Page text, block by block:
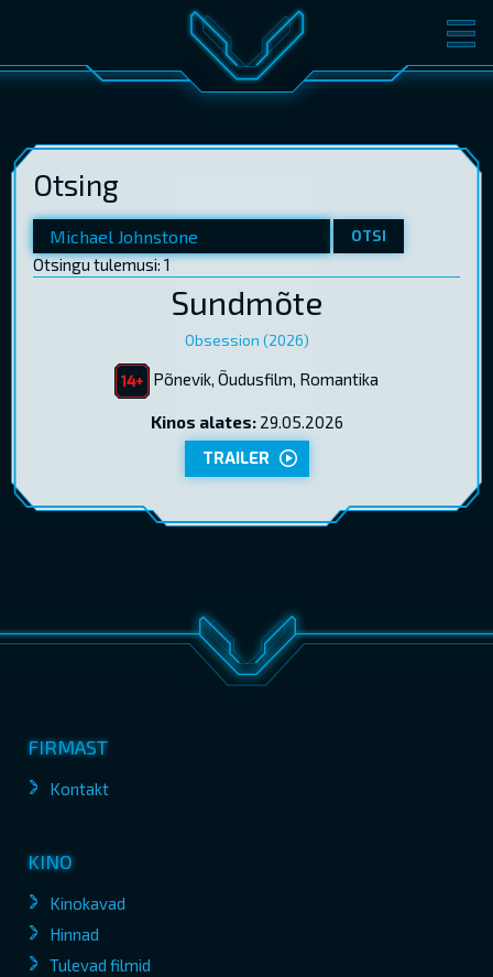
FILMID PILETID
KONVERENTS
KINKEKAARDID
Otsing
OTSI
Otsingu tulemusi: 1
Sundmõte
Obsession (2026)
Põnevik, Õudusfilm, Romantika
Kinos alates:29.05.2026
TRAILER
FIRMAST
Kontakt
KINO
Kinokavad
Hinnad
Tulevad filmid